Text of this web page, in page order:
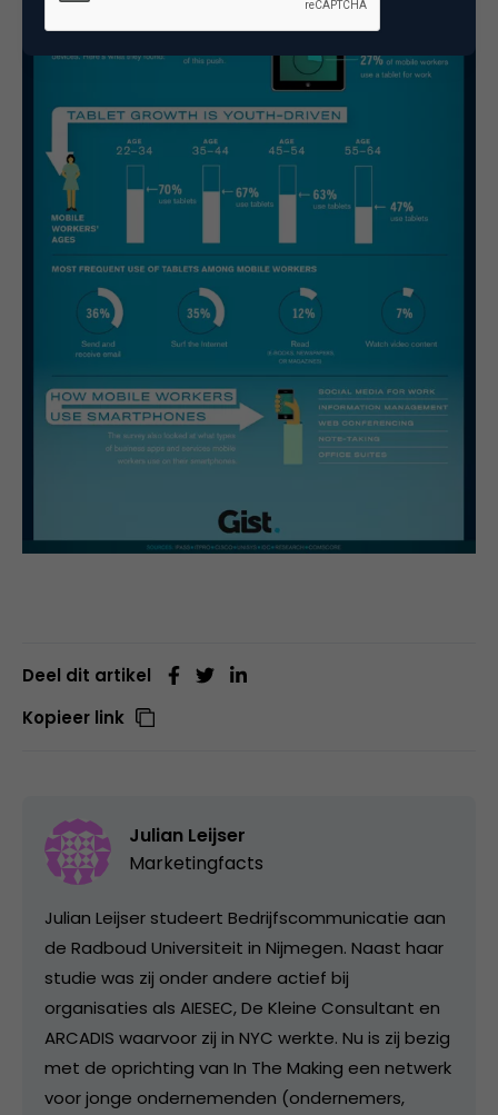
Deel dit artikel
Kopieer link
Julian Leijser
Marketingfacts
Julian Leijser studeert Bedrijfscommunicatie aan
de Radboud Universiteit in Nijmegen. Naast haar
studie was zij onder andere actief bij
organisaties als AIESEC, De Kleine Consultant en
ARCADIS waarvoor zij in NYC werkte. Nu is zij bezig
met de oprichting van In The Making een netwerk
voor jonge ondernemenden (ondernemers,